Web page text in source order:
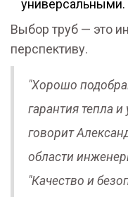
универсальными.
Выбор труб — это
перспективу.
"Хорошо
гарантия тепла
говорит
области
"Качество и